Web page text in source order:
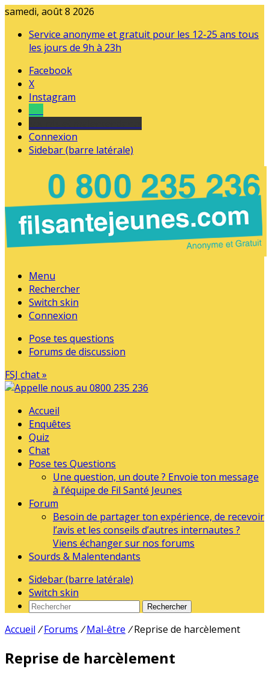
samedi, août 8 2026
Service anonyme et gratuit pour les 12-25 ans tous
les jours de 9h à 23h
Facebook
X
Instagram
Connexion
Sidebar (barre latérale)
Menu
Rechercher
Switch skin
Connexion
Pose tes questions
Forums de discussion
FSJ chat »
Accueil
Enquêtes
Quiz
Chat
Pose tes Questions
Une question, un doute ? Envoie ton message
à l’équipe de Fil Santé Jeunes
Forum
Besoin de partager ton expérience, de recevoir
l’avis et les conseils d’autres internautes ?
Viens échanger sur nos forums
Sourds & Malentendants
Sidebar (barre latérale)
Switch skin
Rechercher
Accueil / Forums / Mal-être / Reprise de harcèlement
Reprise de harcèlement